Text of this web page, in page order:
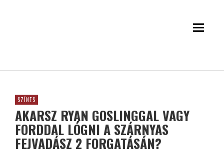
SZÍNES
AKARSZ RYAN GOSLINGGAL VAGY
FORDDAL LÓGNI A SZÁRNYAS
FEJVADÁSZ 2 FORGATÁSÁN?